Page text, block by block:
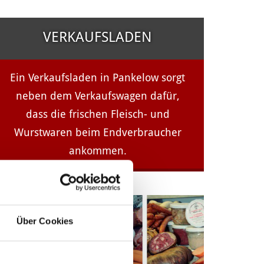
Über Cookies
VERKAUFSLADEN
Ein Verkaufsladen in Pankelow sorgt
neben dem Verkaufswagen dafür,
dass die frischen Fleisch- und
Wurstwaren beim Endverbraucher
ankommen.